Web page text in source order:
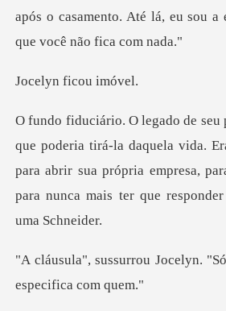
ficou
daquela vida.
para abrir sua própria empresa,
ocelyn.